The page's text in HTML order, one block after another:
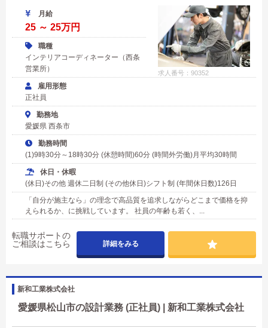
求人番号：90352
月給
25 ～ 25万円
職種
インテリアコーディネーター（西条
営業所）
雇用形態
正社員
勤務地
愛媛県 西条市
勤務時間
(1)9時30分～18時30分 (休憩時間)60分 (時間外労働)月平均30時間
休日・休暇
(休日)その他 週休二日制 (その他休日)シフト制 (年間休日数)126日
「自分が施主なら」の理念で高品質を追求しながらどこまで価格を抑
えられるか、に挑戦しています。 社員の年齢も若く、...
転職サポートの
ご相談はこちら
詳細をみる
新和工業株式会社
愛媛県松山市の設計業務 (正社員) | 新和工業株式会社